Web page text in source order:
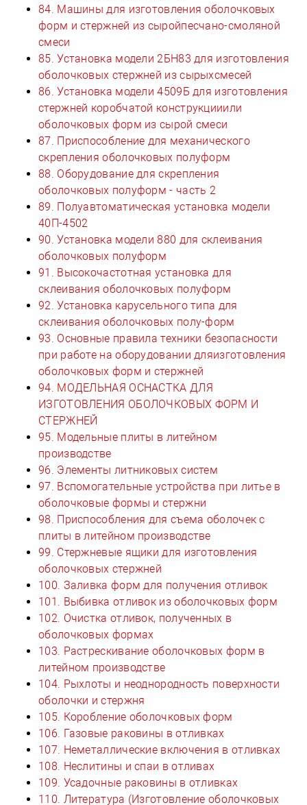
84. Машины для изготовления оболочковых
форм и стержней из сыройпесчано-смоляной
смеси
85. Установка модели 2БН83 для изготовления
оболочковых стержней из сырыхсмесей
86. Установка модели 4509Б для изготовления
стержней коробчатой конструкцииили
оболочковых форм из сырой смеси
87. Приспособление для механического
скрепления оболочковых полуформ
88. Оборудование для скрепления
оболочковых полуформ - часть 2
89. Полуавтоматическая установка модели
40П-4502
90. Установка модели 880 для склеивания
оболочковых полуформ
91. Высокочастотная установка для
склеивания оболочковых полуформ
92. Установка карусельного типа для
склеивания оболочковых полу-форм
93. Основные правила техники безопасности
при работе на оборудовании дляизготовления
оболочковых форм и стержней
94. МОДЕЛЬНАЯ ОСНАСТКА ДЛЯ
ИЗГОТОВЛЕНИЯ ОБОЛОЧКОВЫХ ФОРМ И
СТЕРЖНЕЙ
95. Модельные плиты в литейном
производстве
96. Элементы литниковых систем
97. Вспомогательные устройства при литье в
оболочковые формы и стержни
98. Приспособления для съема оболочек с
плиты в литейном производстве
99. Стержневые ящики для изготовления
оболочковых стержней
100. Заливка форм для получения отливок
101. Выбивка отливок из оболочковых форм
102. Очистка отливок, полученных в
оболочковых формах
103. Растрескивание оболочковых форм в
литейном производстве
104. Рыхлоты и неоднородность поверхности
оболочки и стержня
105. Коробление оболочковых форм
106. Газовые раковины в отливках
107. Неметаллические включения в отливках
108. Неслитины и спаи в отливах
109. Усадочные раковины в отливках
110. Литература (Изготовление оболочковых